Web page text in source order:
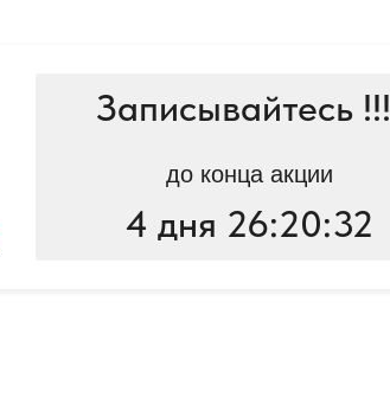
Записывайтесь !!!
4 дня 26:20:32
до конца акции